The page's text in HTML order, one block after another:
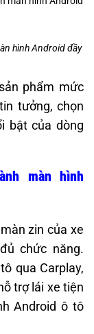
hình Android đầy
phẩm mức
tưởng, chọn
bật của dòng
màn hình
zin của xe
chức năng.
qua Carplay,
trợ lái xe tiện
Android ô tô